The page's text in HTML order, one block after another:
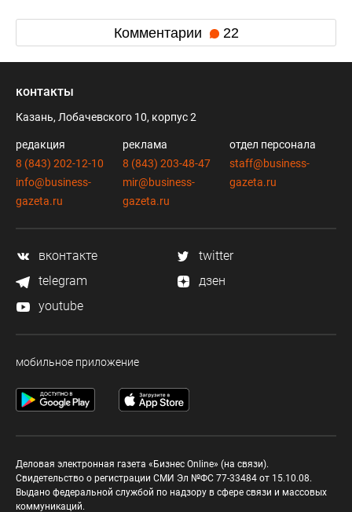
Комментарии 22
контакты
Казань, Лобачевского 10, корпус 2
редакция
8 (843) 202-12-10
info@business-
gazeta.ru
реклама
8 (843) 203-48-47
mir@business-
gazeta.ru
отдел персонала
staff@business-
gazeta.ru
вконтакте
twitter
telegram
дзен
youtube
мобильное приложение
Деловая электронная газета «Бизнес Online» (на связи).
Свидетельство о регистрации СМИ Эл №ФС 77-33484 от 15.10.08.
Выдано федеральной службой по надзору в сфере связи и массовых
коммуникаций.